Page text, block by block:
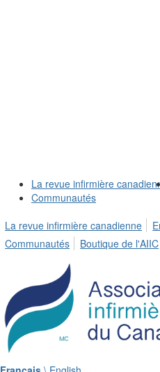
La revue infirmière
Communautés
La revue infirmière canadienne
Communautés
Boutique de l'AIIC